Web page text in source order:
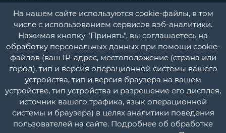
О НАС
НОВОСТИ
ДОКУМЕНТЫ
УЧЕТНАЯ
ПОЛИТИКА
КОНТАКТЫ
ВОПРОС-
ДЕТСКАЯ
ГОРОДСКАЯ
ПОЛИКЛИНИКА
ПЕРИНАТАЛЬНЫЙ
И НАРКОЛОГИЧЕСКИЙ
ДИСПАНСЕРЫ
СТАЦИОНАР
На нашем сайте используются cookie-файлы, в том
числе с использованием сервисов вэб-аналитики.
Нажимая кнопку "Принять", вы соглашаетесь на
обработку персональных данных при помощи cookie-
файлов (ваш IP-адрес, местоположение (страна или
город), тип и версия операционной системы вашего
устройства, тип и версия браузера на вашем
устройстве, тип устройства и разрешение его дисплея,
источник вашего трафика, язык операционной
системы и браузера) в целях аналитики поведения
пользователей на сайте. Подробнее об обработке